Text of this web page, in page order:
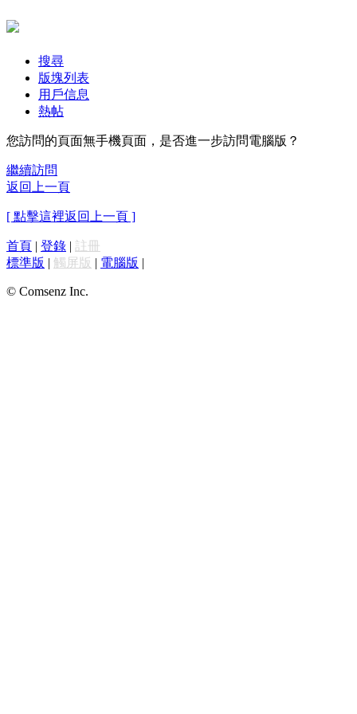
搜尋
版塊列表
用戶信息
熱帖
您訪問的頁面無手機頁面，是否進一步訪問電腦版？
繼續訪問
返回上一頁
[ 點擊這裡返回上一頁 ]
首頁 | 登錄 | 註冊
標準版 | 觸屏版 | 電腦版 |
© Comsenz Inc.